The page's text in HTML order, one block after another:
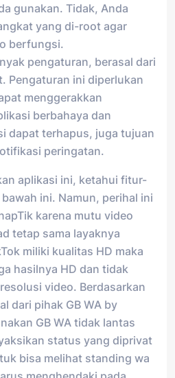
gunakan. Tidak, Anda
yang di-root agar
berfungsi.
pengaturan, berasal dari
Pengaturan ini diperlukan
menggerakkan
berbahaya dan
dapat terhapus, juga tujuan
peringatan.
aplikasi ini, ketahui fitur-
ini. Namun, perihal ini
karena mutu video
tetap sama layaknya
miliki kualitas HD maka
hasilnya HD dan tidak
video. Berdasarkan
dari pihak GB WA by
GB WA tidak lantas
status yang diprivat
bisa melihat standing wa